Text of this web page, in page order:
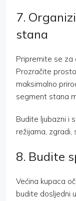
7.
stana
Pripremite se za
Prozračite
maksimalno
segment stana
Budite ljubazni i
režijama, zgradi,
8. Budite
Većina kupaca
budite dosljedni